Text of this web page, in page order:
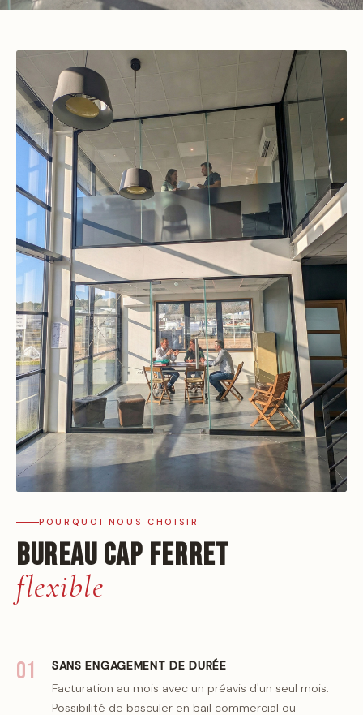
POURQUOI NOUS CHOISIR
Bureau Cap Ferret
flexible
01
SANS ENGAGEMENT DE DURÉE
Facturation au mois avec un préavis d'un seul mois.
Possibilité de basculer en bail commercial ou